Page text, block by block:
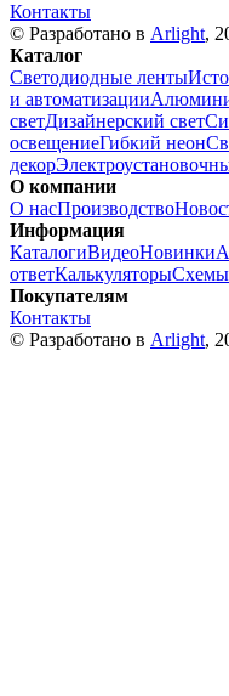
Контакты
© Разработано в Arlight,
Каталог
Светодиодные ленты
и автоматизации
светДизайнерский свет
освещениеГибкий неон
декор
О компании
О насПроизводство
Информация
КаталогиВидеоНовинки
ответКалькуляторы
Покупателям
Контакты
© Разработано в Arlight,